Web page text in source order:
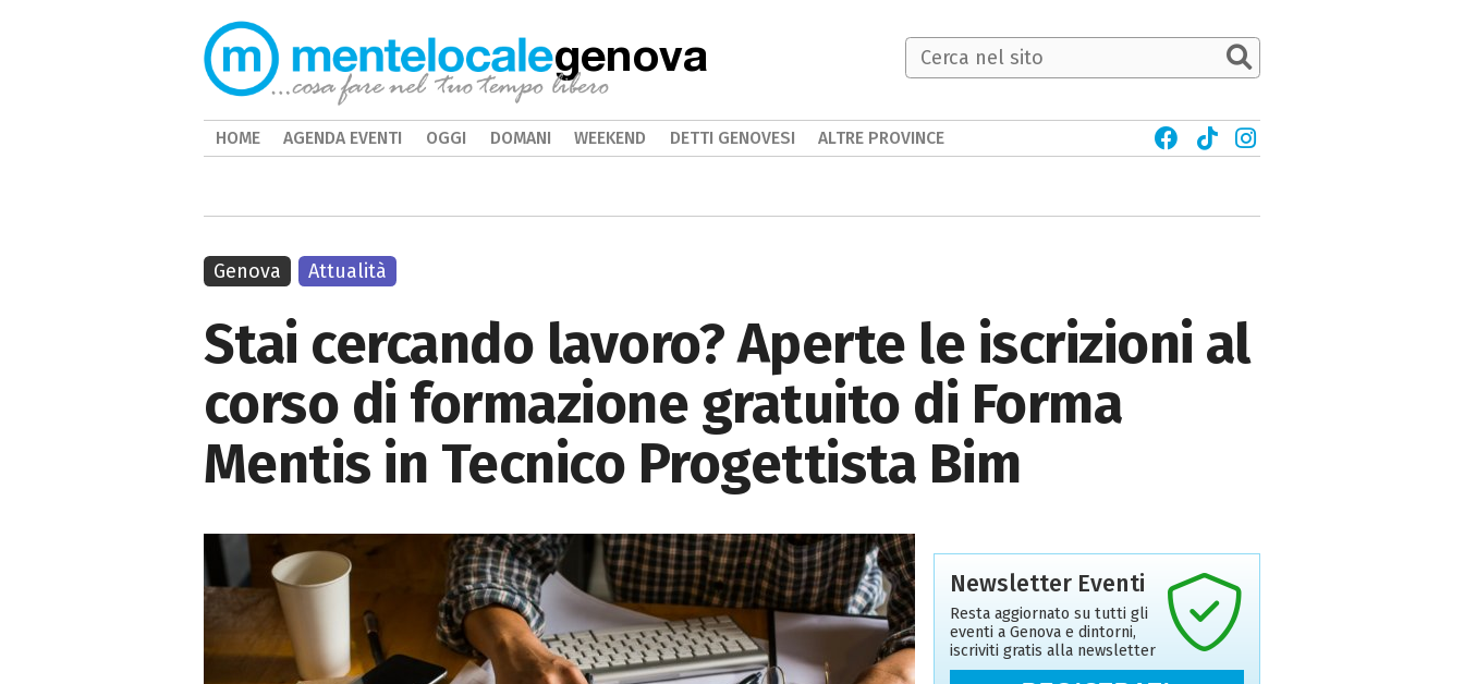
Stai cercando lavoro? Aperte le iscrizioni al
corso di formazione gratuito di Forma
Mentis in Tecnico Progettista Bim
Genova Attualità
Newsletter Eventi
Resta aggiornato su tutti gli
eventi a Genova e dintorni,
iscriviti gratis alla newsletter
genova
HOME AGENDA EVENTI OGGI DOMANI WEEKEND DETTI GENOVESI ALTRE PROVINCE